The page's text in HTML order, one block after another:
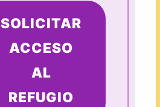
SOLICITAR
ACCESO
AL
REFUGIO